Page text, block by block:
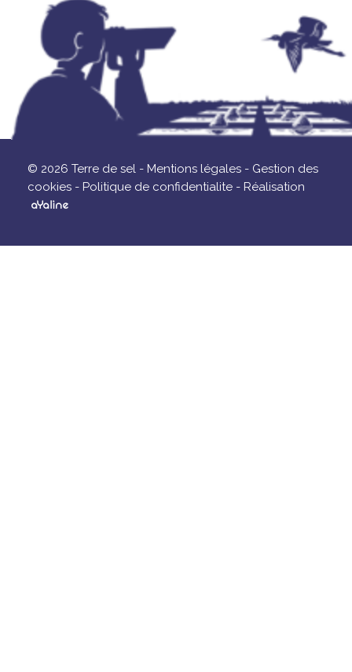
© 2026 Terre de sel - Mentions légales - Gestion des
cookies - Politique de confidentialite - Réalisation